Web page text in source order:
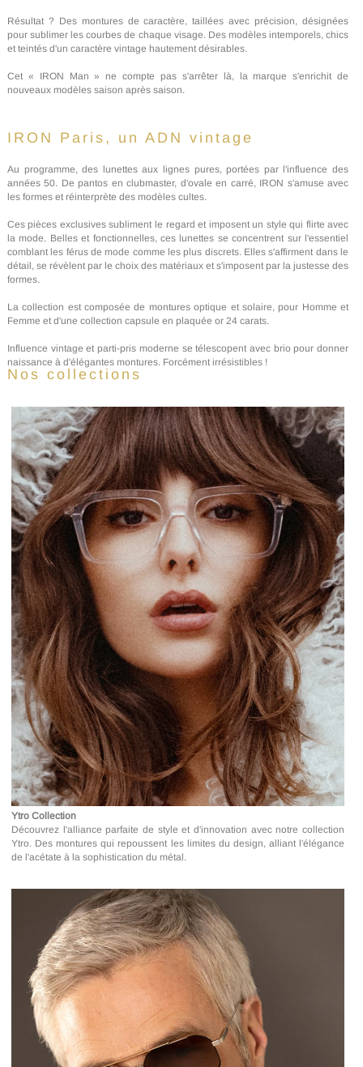
Résultat ? Des montures de caractère, taillées avec précision, désignées
pour sublimer les courbes de chaque visage. Des modèles intemporels, chics
et teintés d'un caractère vintage hautement désirables.
Cet « IRON Man » ne compte pas s'arrêter là, la marque s'enrichit de
nouveaux modèles saison après saison.
IRON Paris, un ADN vintage
Au programme, des lunettes aux lignes pures, portées par l'influence des
années 50. De pantos en clubmaster, d'ovale en carré, IRON s'amuse avec
les formes et réinterprète des modèles cultes.
Ces pièces exclusives subliment le regard et imposent un style qui flirte avec
la mode. Belles et fonctionnelles, ces lunettes se concentrent sur l'essentiel
comblant les férus de mode comme les plus discrets. Elles s'affirment dans le
détail, se révèlent par le choix des matériaux et s'imposent par la justesse des
formes.
La collection est composée de montures optique et solaire, pour Homme et
Femme et d'une collection capsule en plaquée or 24 carats.
Influence vintage et parti-pris moderne se télescopent avec brio pour donner
naissance à d'élégantes montures. Forcément irrésistibles !
Nos collections
Ytro Collection
Découvrez l'alliance parfaite de style et d'innovation avec notre collection
Ytro. Des montures qui repoussent les limites du design, alliant l'élégance
de l'acétate à la sophistication du métal.